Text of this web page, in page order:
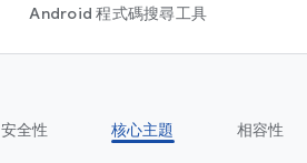
Android 程式碼搜尋工具
安全性 核心主題 相容性